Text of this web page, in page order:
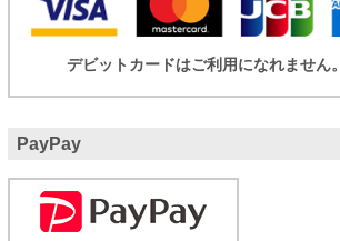
デビットカードはご利用になれません。
PayPay